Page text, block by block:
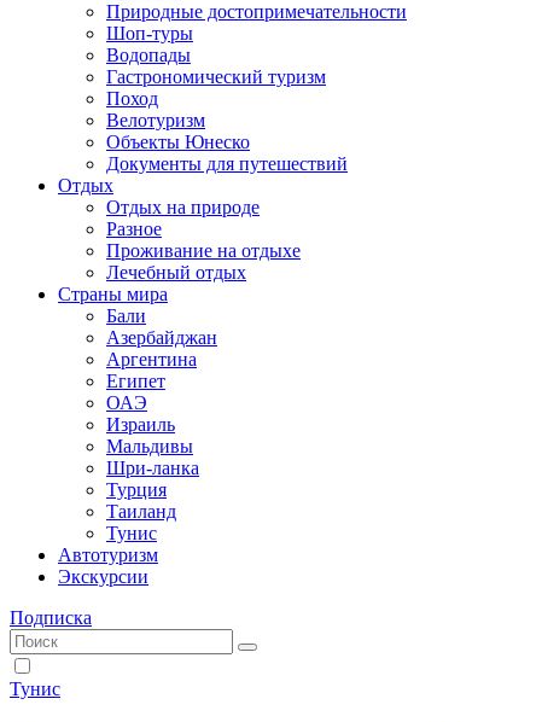
Природные достопримечательности
Шоп-туры
Водопады
Гастрономический туризм
Поход
Велотуризм
Объекты Юнеско
Документы для путешествий
Отдых
Отдых на природе
Разное
Проживание на отдыхе
Лечебный отдых
Страны мира
Бали
Азербайджан
Аргентина
Египет
ОАЭ
Израиль
Мальдивы
Шри-ланка
Турция
Таиланд
Тунис
Автотуризм
Экскурсии
Подписка
Тунис